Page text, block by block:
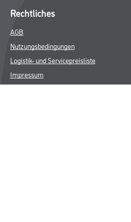
Rechtliches
AGB
Nutzungsbedingungen
Logistik- und Servicepreisliste
Impressum